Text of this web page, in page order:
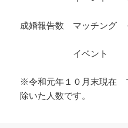
成婚報告数 マッチング
イベント
※令和元年１０月末現在
除いた人数です。